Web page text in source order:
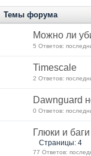
Темы форума
Можно ли
5 Ответов:
Timescale
2 Ответов:
Dawnguard
0 Ответов:
Глюки и
Страницы: 4
77 Ответов: